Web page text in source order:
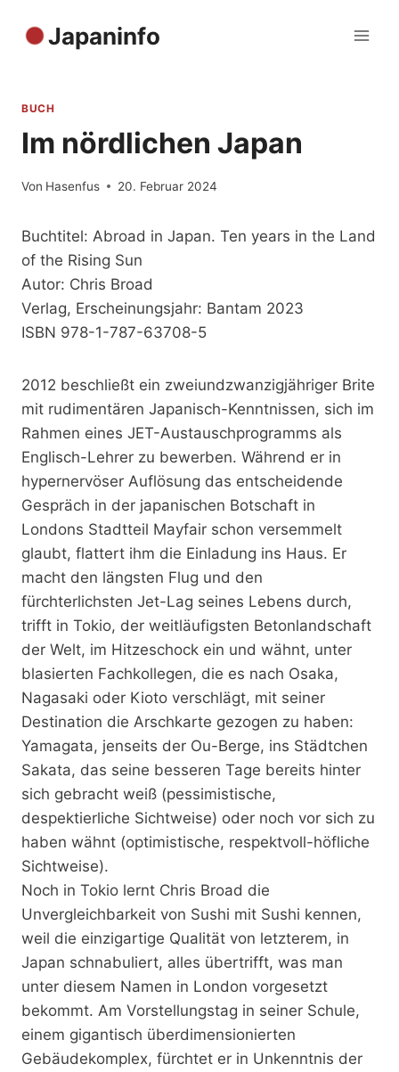
Inhalt
Japaninfo
BUCH
Im nördlichen Japan
Von Hasenfus 20. Februar 2024
Buchtitel: Abroad in Japan. Ten years in the Land
of the Rising Sun
Autor: Chris Broad
Verlag, Erscheinungsjahr: Bantam 2023
ISBN 978-1-787-63708-5
2012 beschließt ein zweiundzwanzigjähriger Brite
mit rudimentären Japanisch-Kenntnissen, sich im
Rahmen eines JET-Austauschprogramms als
Englisch-Lehrer zu bewerben. Während er in
hypernervöser Auflösung das entscheidende
Gespräch in der japanischen Botschaft in
Londons Stadtteil Mayfair schon versemmelt
glaubt, flattert ihm die Einladung ins Haus. Er
macht den längsten Flug und den
fürchterlichsten Jet-Lag seines Lebens durch,
trifft in Tokio, der weitläufigsten Betonlandschaft
der Welt, im Hitzeschock ein und wähnt, unter
blasierten Fachkollegen, die es nach Osaka,
Nagasaki oder Kioto verschlägt, mit seiner
Destination die Arschkarte gezogen zu haben:
Yamagata, jenseits der Ou-Berge, ins Städtchen
Sakata, das seine besseren Tage bereits hinter
sich gebracht weiß (pessimistische,
despektierliche Sichtweise) oder noch vor sich zu
haben wähnt (optimistische, respektvoll-höfliche
Sichtweise).
Noch in Tokio lernt Chris Broad die
Unvergleichbarkeit von Sushi mit Sushi kennen,
weil die einzigartige Qualität von letzterem, in
Japan schnabuliert, alles übertrifft, was man
unter diesem Namen in London vorgesetzt
bekommt. Am Vorstellungstag in seiner Schule,
einem gigantisch überdimensionierten
Gebäudekomplex, fürchtet er in Unkenntnis der